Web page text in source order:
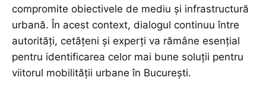
compromite obiectivele de mediu și infrastructură
urbană. În acest context, dialogul continuu între
autorități, cetățeni și experți va rămâne esențial
pentru identificarea celor mai bune soluții pentru
viitorul mobilității urbane în București.